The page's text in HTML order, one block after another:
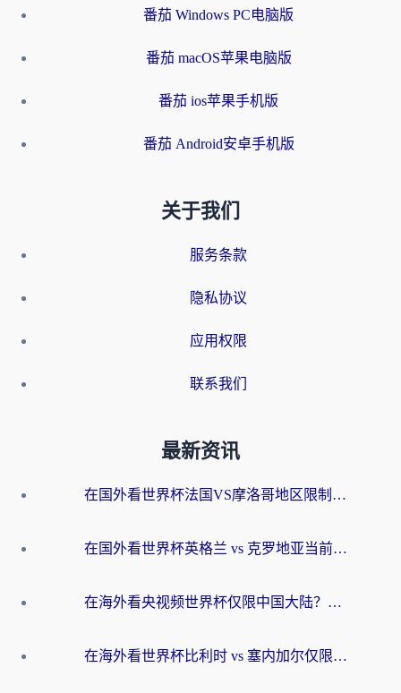
番茄 Windows PC电脑版
番茄 macOS苹果电脑版
番茄 ios苹果手机版
番茄 Android安卓手机版
关于我们
服务条款
隐私协议
应用权限
联系我们
最新资讯
在国外看世界杯法国VS摩洛哥地区限制？这篇指南让你流畅看中文解说无压力
在国外看世界杯英格兰 vs 克罗地亚当前地区不可播放？这篇指南帮你搞定所有海外观赛难题
在海外看央视频世界杯仅限中国大陆？这篇指南帮你解锁中文解说+无卡顿直播
在海外看世界杯比利时 vs 塞内加尔仅限中国大陆？我找到了最流畅的中文解说之路